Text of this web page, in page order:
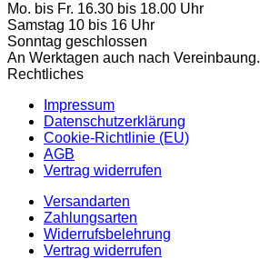
Mo. bis Fr. 16.30 bis 18.00 Uhr
Samstag 10 bis 16 Uhr
Sonntag geschlossen
An Werktagen auch nach Vereinbaung.
Rechtliches
Impressum
Datenschutzerklärung
Cookie-Richtlinie (EU)
AGB
Vertrag widerrufen
Versandarten
Zahlungsarten
Widerrufsbelehrung
Vertrag widerrufen